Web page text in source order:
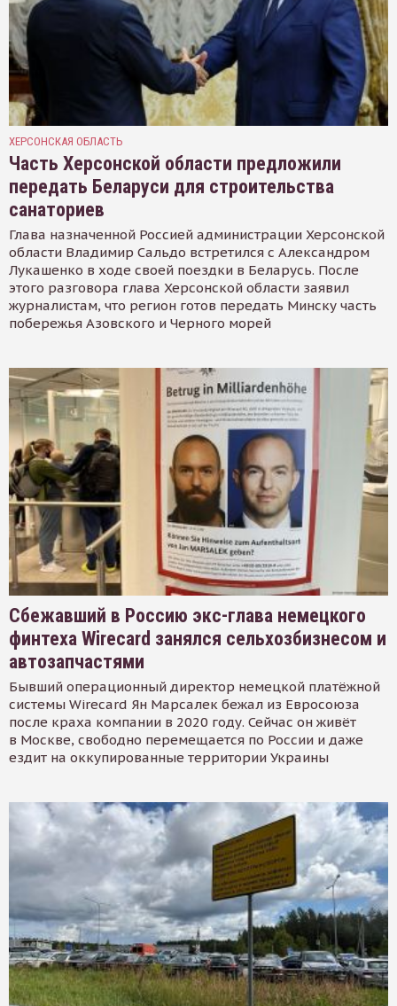
ХЕРСОНСКАЯ ОБЛАСТЬ
Часть Херсонской области предложили
передать Беларуси для строительства
санаториев
Глава назначенной Россией администрации Херсонской
области Владимир Сальдо встретился с Александром
Лукашенко в ходе своей поездки в Беларусь. После
этого разговора глава Херсонской области заявил
журналистам, что регион готов передать Минску часть
побережья Азовского и Черного морей
Сбежавший в Россию экс-глава немецкого
финтеха Wirecard занялся сельхозбизнесом и
автозапчастями
Бывший операционный директор немецкой платёжной
системы Wirecard Ян Марсалек бежал из Евросоюза
после краха компании в 2020 году. Сейчас он живёт
в Москве, свободно перемещается по России и даже
ездит на оккупированные территории Украины